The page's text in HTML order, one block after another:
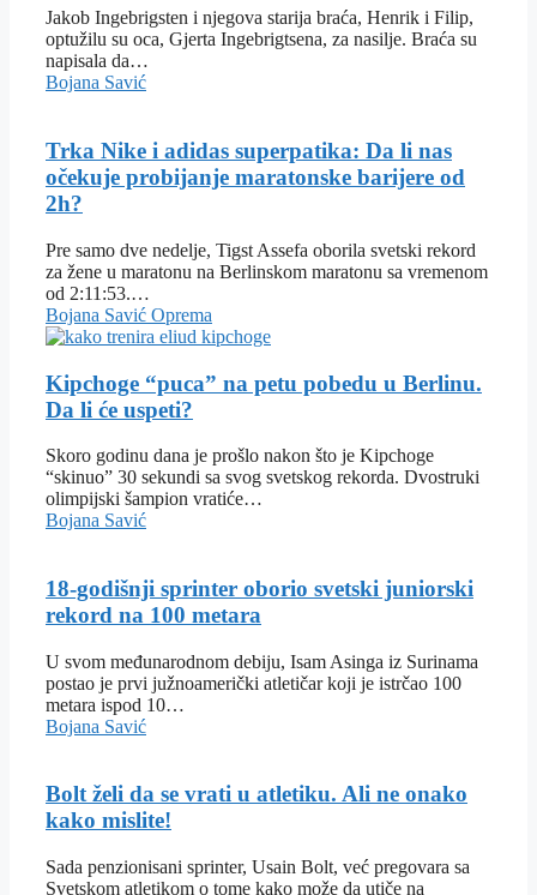
Jakob Ingebrigsten i njegova starija braća, Henrik i Filip,
optužilu su oca, Gjerta Ingebrigtsena, za nasilje. Braća su
napisala da…
Bojana Savić
Trka Nike i adidas superpatika: Da li nas
očekuje probijanje maratonske barijere od
2h?
Pre samo dve nedelje, Tigst Assefa oborila svetski rekord
za žene u maratonu na Berlinskom maratonu sa vremenom
od 2:11:53.…
Bojana Savić Oprema
Kipchoge “puca” na petu pobedu u Berlinu.
Da li će uspeti?
Skoro godinu dana je prošlo nakon što je Kipchoge
“skinuo” 30 sekundi sa svog svetskog rekorda. Dvostruki
olimpijski šampion vratiće…
Bojana Savić
18-godišnji sprinter oborio svetski juniorski
rekord na 100 metara
U svom međunarodnom debiju, Isam Asinga iz Surinama
postao je prvi južnoamerički atletičar koji je istrčao 100
metara ispod 10…
Bojana Savić
Bolt želi da se vrati u atletiku. Ali ne onako
kako mislite!
Sada penzionisani sprinter, Usain Bolt, već pregovara sa
Svetskom atletikom o tome kako može da utiče na